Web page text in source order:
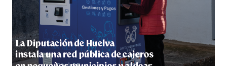
5º DÍA DE LAS FIESTAS COLOMBINAS 2026
hace 1 semana·Huelvatv